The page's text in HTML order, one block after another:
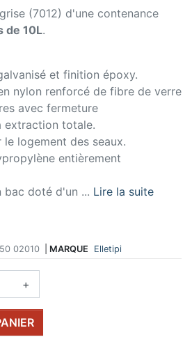
(7012) d'une contenance
de 10L.
et finition époxy.
nylon renforcé de fibre de verre
avec fermeture
extraction totale.
logement des seaux.
entièrement
bac doté d'un ... Lire la suite
02010 MARQUE Elletipi
+